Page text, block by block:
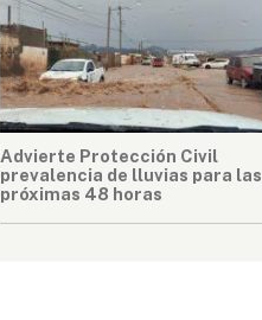
Advierte Protección Civil
prevalencia de lluvias para las
próximas 48 horas